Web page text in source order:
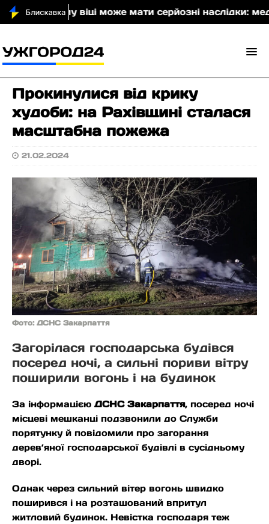
у літньому віці може мати серйозні наслідки:
Прокинулися від крику
худоби: на Рахівщині сталася
масштабна пожежа
21.02.2024
Фото: ДСНС Закарпаття
Загорілася господарська будівся
посеред ночі, а сильні пориви вітру
поширили вогонь і на будинок
За інформацією ДСНС Закарпаття, посеред ночі
місцеві мешканці подзвонили до Служби
порятунку й повідомили про загорання
дерев’яної господарської будівлі в сусідньому
дворі.
Однак через сильний вітер вогонь швидко
поширився і на розташований впритул
житловий будинок. Невістка господаря теж